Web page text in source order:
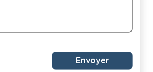
Envoyer